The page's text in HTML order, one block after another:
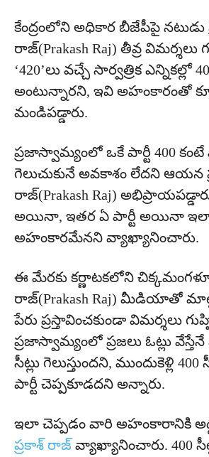
కేంద్రంలోని అధికార బీజేపీపై నటుడు
రాజ్(Prakash Raj) తీవ్ర విమర్శలు
‘420’లు వచ్చే సార్వత్రిక ఎన్నికల్లో
అంటున్నారని, ఇవి అహంకారంతో
మండిపడ్డారు.
ప్రజాస్వామ్యంలో ఒకే పార్టీ 400 కంటే
గెలుచుకునే అవకాశం లేదని ఆయన
రాజ్(Prakash Raj)
అయినా, ఇతర ఏ పార్టీ అయినా
అహంకారమేనని వ్యాఖ్యానించారు.
ఈ మేరకు కర్ణాటకలోని
రాజ్(Prakash Raj) మీడియాతో
పేరు ప్రస్తావించకుండా విమర్శలు
ప్రజాస్వామ్యంలో ప్రజలు ఓట్లు
సీట్లు గెలుస్తుందని, ముందుకెళ్లి
పార్టీ చెప్పకూడదని అన్నారు.
ఇలా చెప్పడం వారి అహంకారానికి
ప్రకాశ్ రాజ్ వ్యాఖ్యానించారు. 400